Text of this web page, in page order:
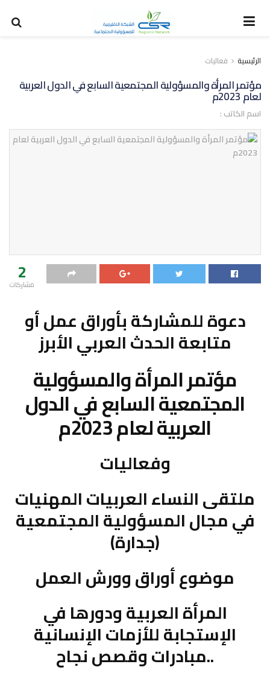
الرئيسية فعاليات
مؤتمر المرأة والمسؤولية المجتمعية السابع في الدول العربية
لعام 2023م
اسم الكاتب :
2
مشاركات
دعوة للمشاركة بأوراق عمل أو
متابعة الحدث العربي الأبرز
مؤتمر المرأة والمسؤولية
المجتمعية السابع في الدول
العربية لعام 2023م
وفعاليات
ملتقى النساء العربيات المهنيات
في مجال المسؤولية المجتمعية
(جدارة)
موضوع أوراق وورش العمل
المرأة العربية ودورها في
الإستجابة للأزمات الإنسانية
..مبادرات وقصص نجاح